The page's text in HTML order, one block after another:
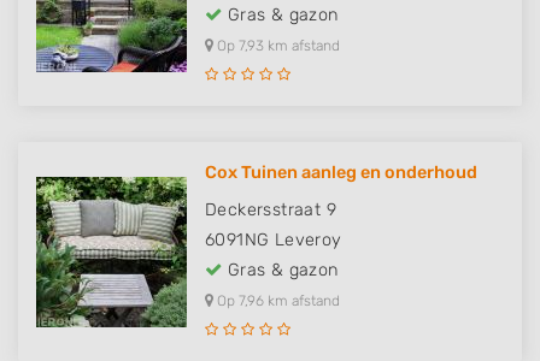
Gras & gazon
Op 7,93 km afstand
Cox Tuinen aanleg en onderhoud
Deckersstraat 9
6091NG Leveroy
Gras & gazon
Op 7,96 km afstand